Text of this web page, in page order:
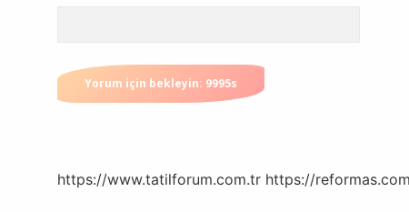
https://www.tatilforum.com.tr https://